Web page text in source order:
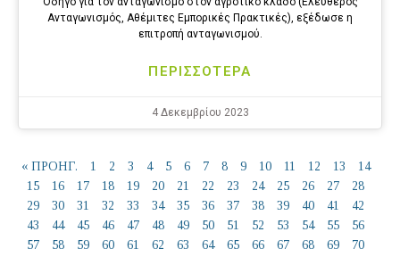
Ανταγωνισμός, Αθέμιτες Εμπορικές Πρακτικές), εξέδωσε η
επιτροπή ανταγωνισμού.
ΠΕΡΙΣΣΟΤΕΡΑ
4 Δεκεμβρίου 2023
« ΠΡΟΗΓ. 1 2 3 4 5 6 7 8 9 10 11 12 13
14
15
16 17 18 19 20 21 22 23 24 25 26 27
28
29
30 31 32 33 34 35 36 37 38 39 40 41
42
43
44 45 46 47 48 49 50 51 52 53 54 55
56
57
58 59 60 61 62 63 64 65 66 67 68 69
70